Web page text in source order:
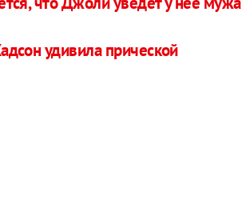
удивила прической